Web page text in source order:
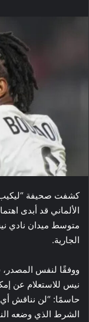
كشفت صحيفة “ليكيب”
الألماني قد أبدى
متوسط ميدان نادي
الجارية.
ووفقًا لنفس المصدر،
نيس للاستعلام عن
الشرط الذي وضعه